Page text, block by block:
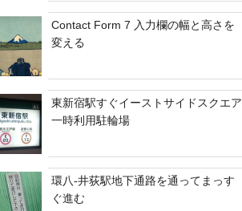
Contact Form 7 入力欄の幅と高さを
変える
東新宿駅すぐイーストサイドスクエア
一時利用駐輪場
環八-井荻駅地下通路を通ってまっす
ぐ進む